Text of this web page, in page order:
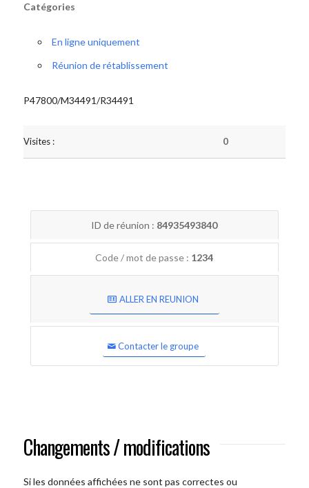
Catégories
En ligne uniquement
Réunion de rétablissement
P47800/M34491/R34491
Visites : 0
ID de réunion : 84935493840
Code / mot de passe : 1234
ALLER EN REUNION
Contacter le groupe
Changements / modifications
Si les données affichées ne sont pas correctes ou